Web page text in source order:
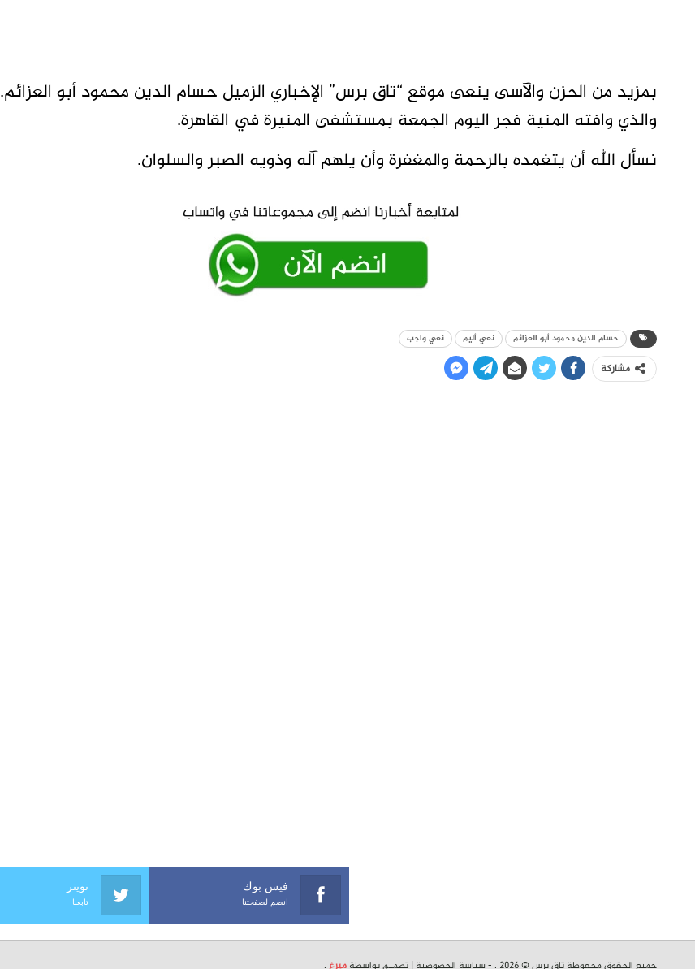
بمزيد من الحزن والآسى ينعى موقع “تاق برس” الإخباري الزميل حسام الدين محمود أبو العزائم.
والذي وافته المنية فجر اليوم الجمعة بمستشفى المنيرة في القاهرة.
نسأل الله أن يتغمده بالرحمة والمغفرة وأن يلهم آله وذويه الصبر والسلوان.
حسام الدين محمود أبو العزائم نعي أليم نعي واجب
مشاركة
فيس بوك
انضم لصفحتنا
تويتر
تابعنا